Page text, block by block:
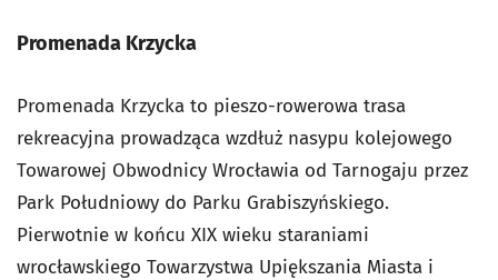
Promenada Krzycka
Promenada Krzycka to pieszo-rowerowa trasa
rekreacyjna prowadząca wzdłuż nasypu kolejowego
Towarowej Obwodnicy Wrocławia od Tarnogaju przez
Park Południowy do Parku Grabiszyńskiego.
Pierwotnie w końcu XIX wieku staraniami
wrocławskiego Towarzystwa Upiększania Miasta i